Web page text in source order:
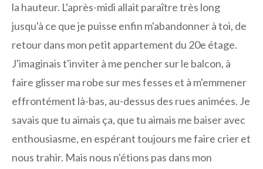
la hauteur. L'après-midi allait paraître très long
jusqu'à ce que je puisse enfin m'abandonner à toi, de
retour dans mon petit appartement du 20e étage.
J'imaginais t'inviter à me pencher sur le balcon, à
faire glisser ma robe sur mes fesses et à m'emmener
effrontément là-bas, au-dessus des rues animées. Je
savais que tu aimais ça, que tu aimais me baiser avec
enthousiasme, en espérant toujours me faire crier et
nous trahir. Mais nous n'étions pas dans mon